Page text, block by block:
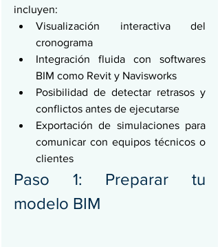
incluyen:
Visualización interactiva del
cronograma
Integración fluida con softwares
BIM como Revit y Navisworks
Posibilidad de detectar retrasos y
conflictos antes de ejecutarse
Exportación de simulaciones para
comunicar con equipos técnicos o
clientes
Paso 1: Preparar tu
modelo BIM